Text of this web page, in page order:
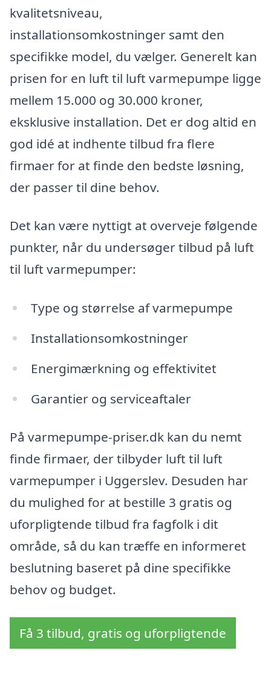
kvalitetsniveau,
installationsomkostninger samt den
specifikke model, du vælger. Generelt kan
prisen for en luft til luft varmepumpe ligge
mellem 15.000 og 30.000 kroner,
eksklusive installation. Det er dog altid en
god idé at indhente tilbud fra flere
firmaer for at finde den bedste løsning,
der passer til dine behov.
Det kan være nyttigt at overveje følgende
punkter, når du undersøger tilbud på luft
til luft varmepumper:
Type og størrelse af varmepumpe
Installationsomkostninger
Energimærkning og effektivitet
Garantier og serviceaftaler
På varmepumpe-priser.dk kan du nemt
finde firmaer, der tilbyder luft til luft
varmepumper i Uggerslev. Desuden har
du mulighed for at bestille 3 gratis og
uforpligtende tilbud fra fagfolk i dit
område, så du kan træffe en informeret
beslutning baseret på dine specifikke
behov og budget.
Få 3 tilbud, gratis og uforpligtende